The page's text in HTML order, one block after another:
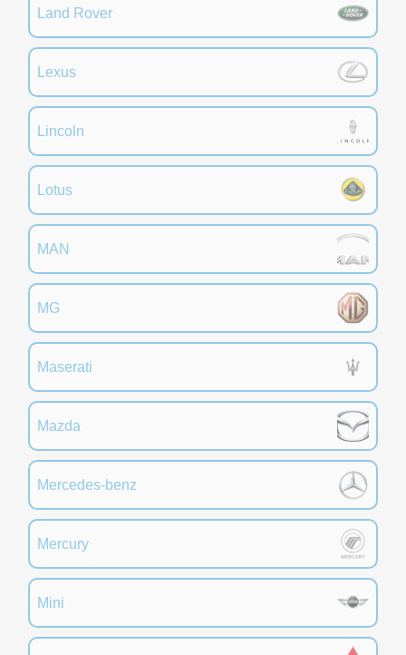
Land Rover
Lexus
Lincoln
Lotus
MAN
MG
Maserati
Mazda
Mercedes-benz
Mercury
Mini